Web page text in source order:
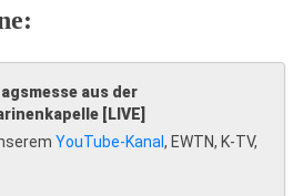
aus der
[LIVE]
YouTube-Kanal, EWTN, K-TV,